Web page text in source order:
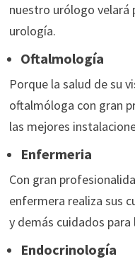
nuestro urólogo velará
urología.
Oftalmología
Porque la salud de su
oftalmóloga con gran
las mejores
Enfermeria
Con gran
enfermera realiza sus
y demás cuidados
Endocrinología